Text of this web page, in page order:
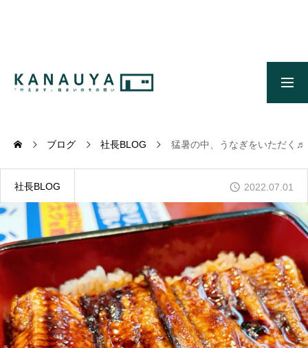
施工事例
ONLINE MODEL HOUSE
オンライン展示場
WORKS
施工事例
GALLERY
かなう家が設計施工した住まいの写真
ブログ 社長BLOG 猛暑の中、うなぎをいただく♬
社長BLOG 2022.07.01